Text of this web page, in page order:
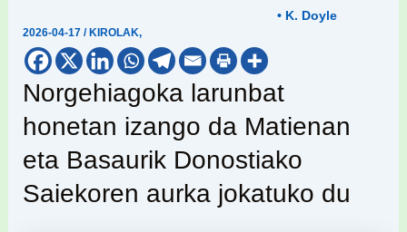
2026-04-17/ KIROLAK,
• K. Doyle
Norgehiagoka larunbat
honetan izango da Matienan
eta Basaurik Donostiako
Saiekoren aurka jokatuko du